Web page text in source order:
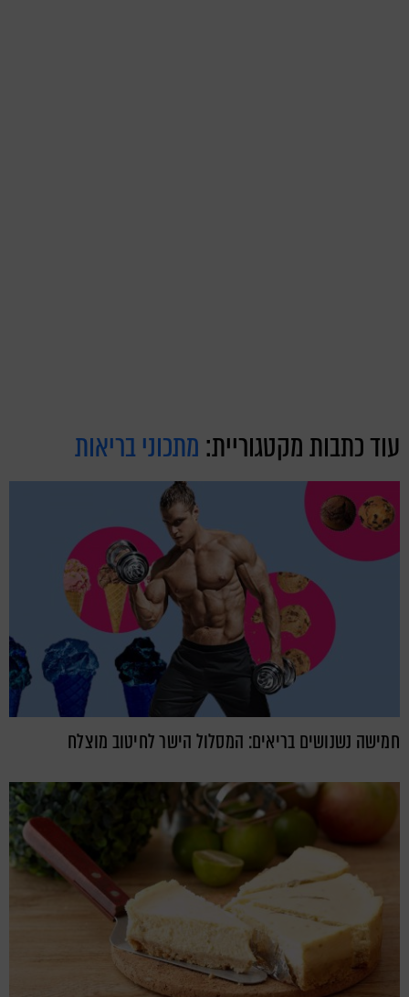
עוד כתבות מקטגוריית: מתכוני בריאות
חמישה נשנושים בריאים: המסלול הישר לחיטוב מוצלח